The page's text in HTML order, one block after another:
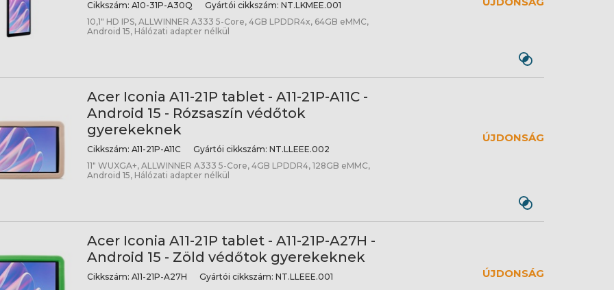
Cikkszám: A10-31P-A30Q Gyártói cikkszám: NT.LKMEE.001
10,1" HD IPS, ALLWINNER A333 5-Core, 4GB LPDDR4x, 64GB eMMC,
Android 15, Hálózati adapter nélkül
Acer Iconia A11-21P tablet - A11-21P-A11C -
Android 15 - Rózsaszín védőtok
gyerekeknek
Cikkszám: A11-21P-A11C Gyártói cikkszám: NT.LLEEE.002
11" WUXGA+, ALLWINNER A333 5-Core, 4GB LPDDR4, 128GB eMMC,
Android 15, Hálózati adapter nélkül
ÚJDONSÁG
Acer Iconia A11-21P tablet - A11-21P-A27H -
Android 15 - Zöld védőtok gyerekeknek
Cikkszám: A11-21P-A27H Gyártói cikkszám: NT.LLEEE.001
ÚJDONSÁG